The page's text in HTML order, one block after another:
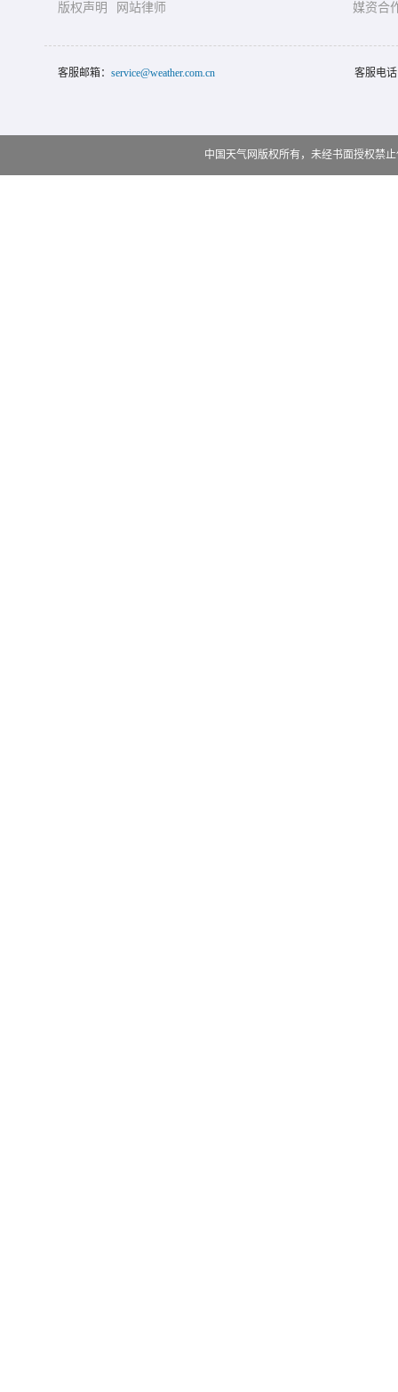
版权声明
网站律师
媒资合
客服邮箱： service@weather.com.cn 客服电
中国天气网版权所有，未经书面授权